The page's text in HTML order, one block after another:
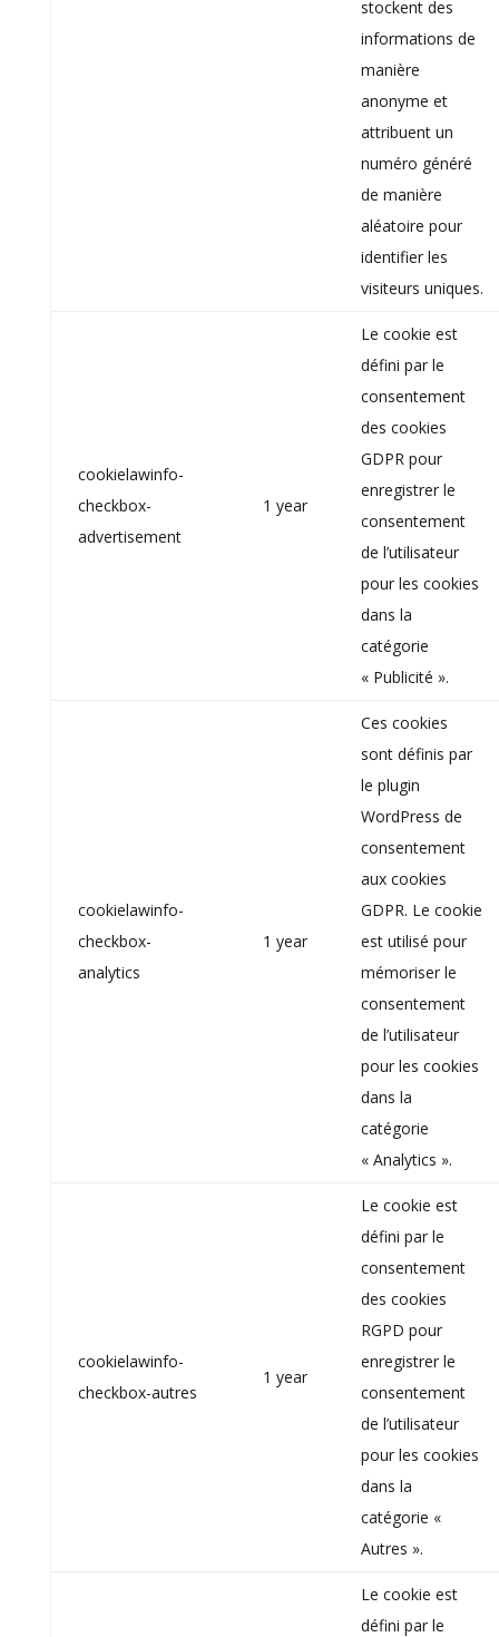
stockent des
informations de
manière
anonyme et
attribuent un
numéro généré
de manière
aléatoire pour
identifier les
visiteurs uniques.
cookielawinfo-
checkbox-
advertisement
1 year
Le cookie est
défini par le
consentement
des cookies
GDPR pour
enregistrer le
consentement
de l’utilisateur
pour les cookies
dans la
catégorie
« Publicité ».
cookielawinfo-
checkbox-
analytics
1 year
Ces cookies
sont définis par
le plugin
WordPress de
consentement
aux cookies
GDPR. Le cookie
est utilisé pour
mémoriser le
consentement
de l’utilisateur
pour les cookies
dans la
catégorie
« Analytics ».
cookielawinfo-
checkbox-autres
1 year
Le cookie est
défini par le
consentement
des cookies
RGPD pour
enregistrer le
consentement
de l’utilisateur
pour les cookies
dans la
catégorie «
Autres ».
Le cookie est
défini par le